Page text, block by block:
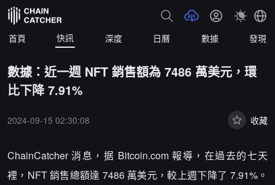
首頁 快訊 深度 日曆 數據 發現
數據：近一週 NFT 銷售額為 7486 萬美元，環
比下降 7.91%
2024-09-15 02:30:08 收藏
ChainCatcher 消息，据 Bitcoin.com 報導，在過去的七天
裡，NFT 銷售總額達 7486 萬美元，較上週下降了 7.91%。